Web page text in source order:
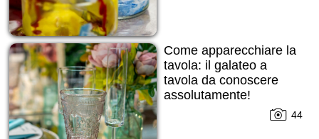
Come apparecchiare la
tavola: il galateo a
tavola da conoscere
assolutamente!
44